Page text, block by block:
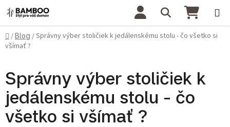
Prejsť na obsah Hľadať
Domov
/Blog /Správny výber stoličiek k jedálenskému stolu - čo všetko si
všímať ?
Správny výber stoličiek k
jedálenskému stolu - čo
všetko si všímať ?